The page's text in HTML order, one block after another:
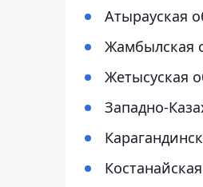
Атырауская
Жамбылская
Жетысуская
Западно-